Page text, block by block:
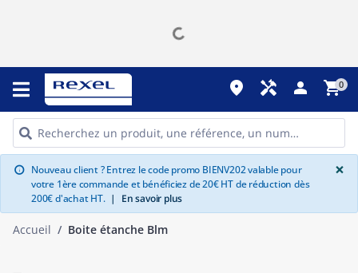
place handyman person shopping_cart0
info Nouveau client ? Entrez le code promo BIENV202 valable pour
votre 1ère commande et bénéficiez de 20€ HT de réduction dès
200€ d'achat HT. | En savoir plus
×
Accueil Boite étanche Blm